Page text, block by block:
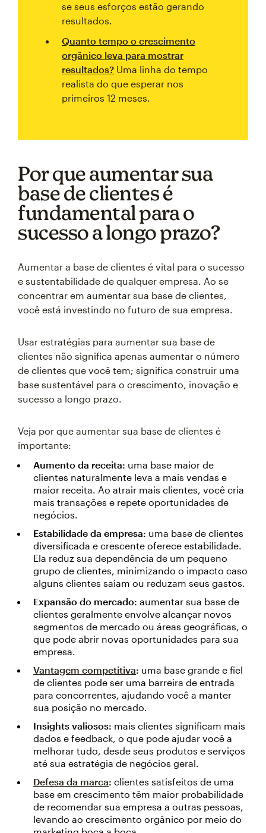
se seus esforços estão gerando
resultados.
Quanto tempo o crescimento
orgânico leva para mostrar
resultados? Uma linha do tempo
realista do que esperar nos
primeiros 12 meses.
Por que aumentar sua
base de clientes é
fundamental para o
sucesso a longo prazo?
Aumentar a base de clientes é vital para o sucesso
e sustentabilidade de qualquer empresa. Ao se
concentrar em aumentar sua base de clientes,
você está investindo no futuro de sua empresa.
Usar estratégias para aumentar sua base de
clientes não significa apenas aumentar o número
de clientes que você tem; significa construir uma
base sustentável para o crescimento, inovação e
sucesso a longo prazo.
Veja por que aumentar sua base de clientes é
importante:
Aumento da receita: uma base maior de
clientes naturalmente leva a mais vendas e
maior receita. Ao atrair mais clientes, você cria
mais transações e repete oportunidades de
negócios.
Estabilidade da empresa: uma base de clientes
diversificada e crescente oferece estabilidade.
Ela reduz sua dependência de um pequeno
grupo de clientes, minimizando o impacto caso
alguns clientes saiam ou reduzam seus gastos.
Expansão do mercado: aumentar sua base de
clientes geralmente envolve alcançar novos
segmentos de mercado ou áreas geográficas, o
que pode abrir novas oportunidades para sua
empresa.
Vantagem competitiva: uma base grande e fiel
de clientes pode ser uma barreira de entrada
para concorrentes, ajudando você a manter
sua posição no mercado.
Insights valiosos: mais clientes significam mais
dados e feedback, o que pode ajudar você a
melhorar tudo, desde seus produtos e serviços
até sua estratégia de negócios geral.
Defesa da marca: clientes satisfeitos de uma
base em crescimento têm maior probabilidade
de recomendar sua empresa a outras pessoas,
levando ao crescimento orgânico por meio do